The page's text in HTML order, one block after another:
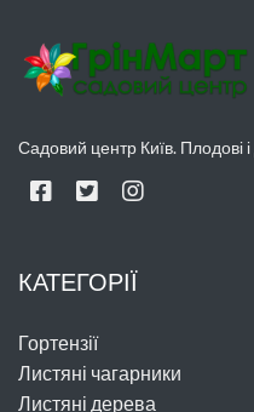
Садовий центр Київ. Плодові
КАТЕГОРІЇ
Гортензії
Листяні чагарники
Листяні дерева